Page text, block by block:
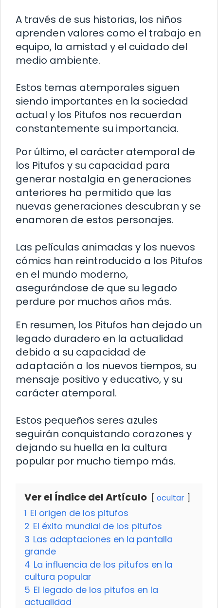
A través de sus historias, los niños
aprenden valores como el trabajo en
equipo, la amistad y el cuidado del
medio ambiente.
Estos temas atemporales siguen
siendo importantes en la sociedad
actual y los Pitufos nos recuerdan
constantemente su importancia.
Por último, el carácter atemporal de
los Pitufos y su capacidad para
generar nostalgia en generaciones
anteriores ha permitido que las
nuevas generaciones descubran y se
enamoren de estos personajes.
Las películas animadas y los nuevos
cómics han reintroducido a los Pitufos
en el mundo moderno,
asegurándose de que su legado
perdure por muchos años más.
En resumen, los Pitufos han dejado un
legado duradero en la actualidad
debido a su capacidad de
adaptación a los nuevos tiempos, su
mensaje positivo y educativo, y su
carácter atemporal.
Estos pequeños seres azules
seguirán conquistando corazones y
dejando su huella en la cultura
popular por mucho tiempo más.
Ver el Índice del Artículo ocultar
1 El origen de los pitufos
2 El éxito mundial de los pitufos
3 Las adaptaciones en la pantalla
grande
4 La influencia de los pitufos en la
cultura popular
5 El legado de los pitufos en la
actualidad